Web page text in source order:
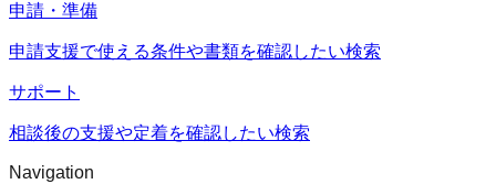
申請・準備
申請支援で使える条件や書類を確認したい検索
サポート
相談後の支援や定着を確認したい検索
Navigation